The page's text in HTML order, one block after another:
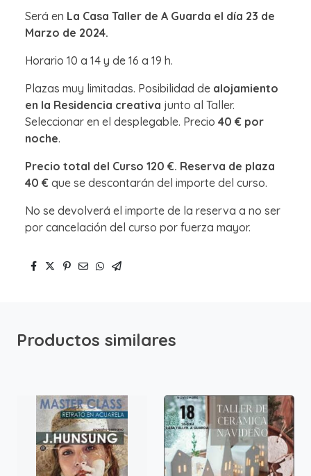
Será en La Casa Taller de A Guarda el día 23 de
Marzo de 2024.
Horario 10 a 14 y de 16 a 19 h.
Plazas muy limitadas. Posibilidad de alojamiento
en la Residencia creativa junto al Taller.
Seleccionar en el desplegable. Precio 40 € por
noche.
Precio total del Curso 120 €. Reserva de plaza
40 € que se descontarán del importe del curso.
No se devolverá el importe de la reserva a no ser
por cancelación del curso por fuerza mayor.
Productos similares